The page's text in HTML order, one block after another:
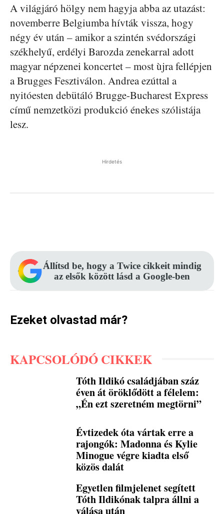
A világjáró hölgy nem hagyja abba az utazást:
novemberre Belgiumba hívták vissza, hogy
négy év után – amikor a szintén svédországi
székhelyű, erdélyi Barozda zenekarral adott
magyar népzenei koncertet – most ùjra fellépjen
a Brugges Fesztiválon. Andrea ezúttal a
nyitóesten debütáló Brugge-Bucharest Express
című nemzetközi produkció énekes szólistája
lesz.
Hirdetés
Állítsd be, hogy a Twice cikkeit mindig
az elsők között lásd a Google-ben
Ezeket olvastad már?
KAPCSOLÓDÓ CIKKEK
Tóth Ildikó családjában száz
éven át öröklődött a félelem:
„Én ezt szeretném megtörni”
Évtizedek óta vártak erre a
rajongók: Madonna és Kylie
Minogue végre kiadta első
közös dalát
Egyetlen filmjelenet segített
Tóth Ildikónak talpra állni a
válása után